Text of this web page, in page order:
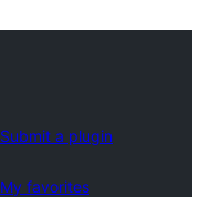
Submit a plugin
My favorites